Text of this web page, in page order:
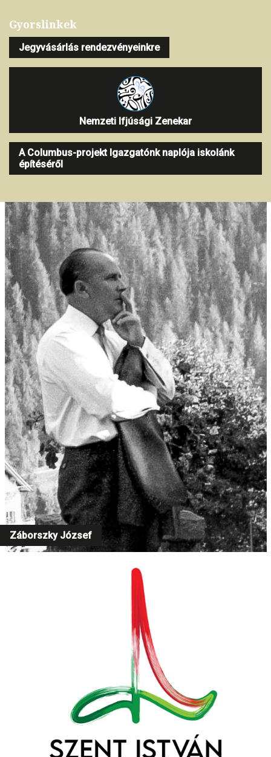
Gyorslinkek
Jegyvásárlás rendezvényeinkre
Nemzeti Ifjúsági Zenekar
A Columbus-projekt Igazgatónk naplója iskolánk
építéséről
Záborszky József